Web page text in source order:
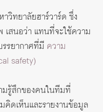
วิทยาลัยฮาร์วาร์ด ซึ่ง
สนอว่า แทนที่จะใช้ความ
รรยากาศที่มี ความ
safety)
รู้สึกของคนในทีมที่
คิดเห็นและรายงานข้อมูล